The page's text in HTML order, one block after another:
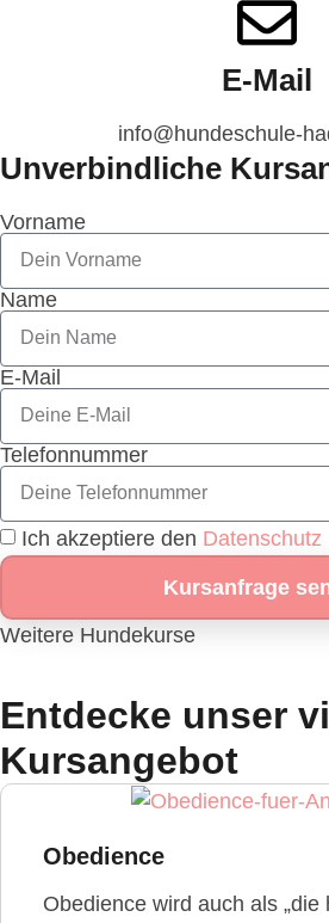
E-Mail
info@hundeschule-
Unverbindliche
Vorname
Name
E-Mail
Telefonnummer
Ich akzeptiere den Datenschutz
Kursanfrage
Weitere Hundekurse
Entdecke unser
Kursangebot
Obedience
Obedience wird auch als